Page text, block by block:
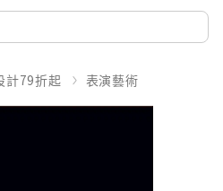
計79折起 表演藝術